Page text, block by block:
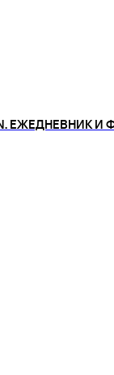
ЕЖЕДНЕВНИК И